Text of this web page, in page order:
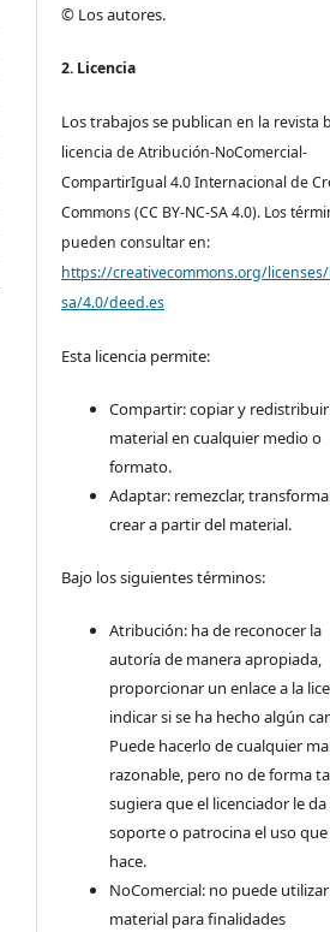
© Los autores.
2. Licencia
Los trabajos se publican en la revista
licencia de Atribución-NoComercial-
CompartirIgual 4.0 Internacional de
Commons (CC BY-NC-SA 4.0). Los
pueden consultar en:
https://creativecommons.org/
sa/4.0/deed.es
Esta licencia permite:
Compartir: copiar y
material en cualquier medio o
formato.
Adaptar: remezclar,
crear a partir del material.
Bajo los siguientes términos:
Atribución: ha de reconocer la
autoría de manera apropiada,
proporcionar un enlace a la
indicar si se ha hecho algún
Puede hacerlo de cualquier
razonable, pero no de forma
sugiera que el licenciador le da
soporte o patrocina el uso que
hace.
NoComercial: no puede
material para finalidades